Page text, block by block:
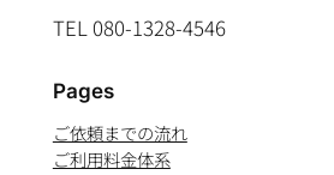
TEL 080-1328-4546
Pages
ご依頼までの流れ
ご利用料金体系